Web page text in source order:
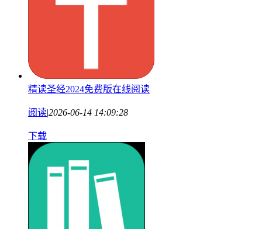
精读圣经2024免费版在线阅读
阅读|2026-06-14 14:09:28
下载